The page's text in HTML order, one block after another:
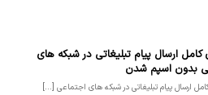
کامل ارسال پیام تبلیغاتی در شبکه های
بدون اسپم شدن
ارسال پیام تبلیغاتی در شبکه های اجتماعی [...]